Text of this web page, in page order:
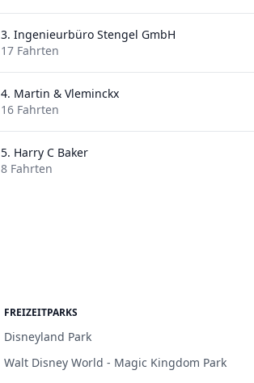
3. Ingenieurbüro Stengel GmbH
17 Fahrten
4. Martin & Vleminckx
16 Fahrten
5. Harry C Baker
8 Fahrten
FREIZEITPARKS
Disneyland Park
Walt Disney World - Magic Kingdom Park